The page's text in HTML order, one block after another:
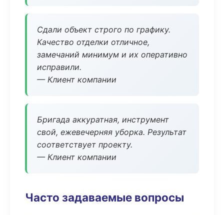
Сдали объект строго по графику.
Качество отделки отличное,
замечаний минимум и их оперативно
исправили.
— Клиент компании
Бригада аккуратная, инструмент
свой, ежевечерняя уборка. Результат
соответствует проекту.
— Клиент компании
Часто задаваемые вопросы